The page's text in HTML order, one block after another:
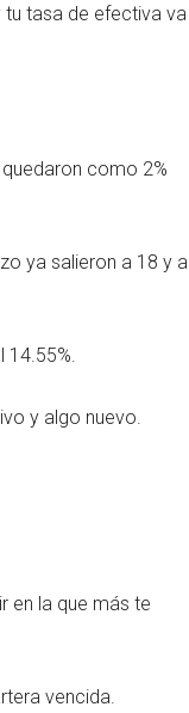
tu tasa de efectiva va
como 2%
ya salieron a 18 y a
14.55%.
y algo nuevo.
en la que más te
vencida.